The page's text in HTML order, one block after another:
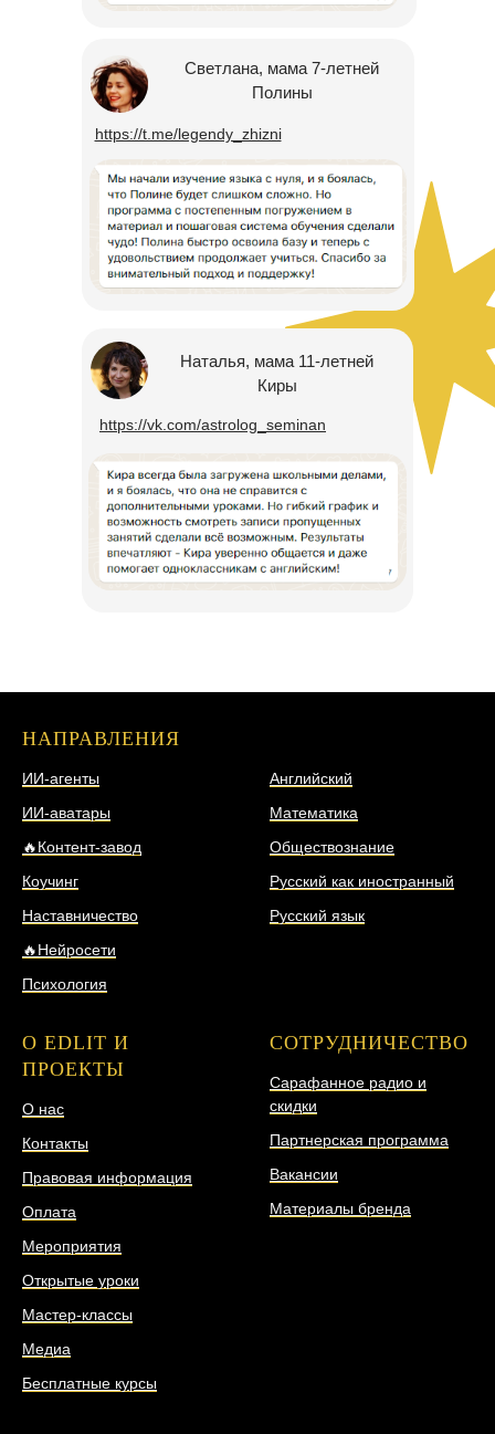
Наталья, мама 11-летней
Киры
Светлана, мама 7-летней
Полины
https://vk.com/astrolog_seminan
https://t.me/legendy_zhizni
НАПРАВЛЕНИЯ
ИИ-агенты
ИИ-аватары
🔥Контент-завод
Коучинг
Наставничество
🔥Нейросети
Психология
Английский
Математика
Обществознание
Русский как иностранный
Русский язык
О EDLIT И
ПРОЕКТЫ
О нас
Контакты
Правовая информация
Оплата
Мероприятия
Открытые уроки
Мастер-классы
Медиа
Бесплатные курсы
СОТРУДНИЧЕСТВО
Сарафанное радио и
скидки
Партнерская программа
Вакансии
Материалы бренда